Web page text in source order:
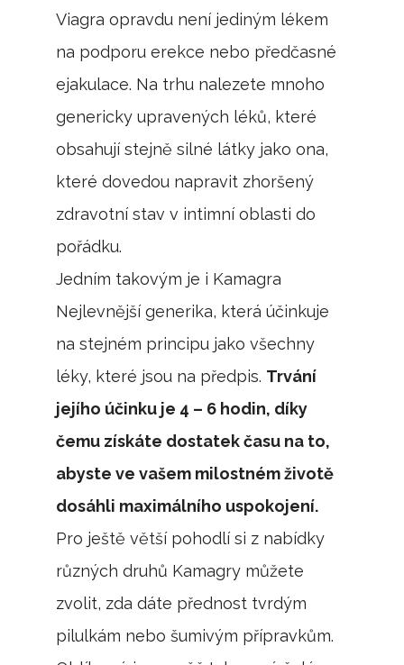
Viagra opravdu není jediným lékem
na podporu erekce nebo předčasné
ejakulace. Na trhu nalezete mnoho
genericky upravených léků, které
obsahují stejně silné látky jako ona,
které dovedou napravit zhoršený
zdravotní stav v intimní oblasti do
pořádku.
Jedním takovým je i Kamagra
Nejlevnější generika, která účinkuje
na stejném principu jako všechny
léky, které jsou na předpis. Trvání
jejího účinku je 4 – 6 hodin, díky
čemu získáte dostatek času na to,
abyste ve vašem milostném životě
dosáhli maximálního uspokojení.
Pro ještě větší pohodlí si z nabídky
různých druhů Kamagry můžete
zvolit, zda dáte přednost tvrdým
pilulkám nebo šumivým přípravkům.